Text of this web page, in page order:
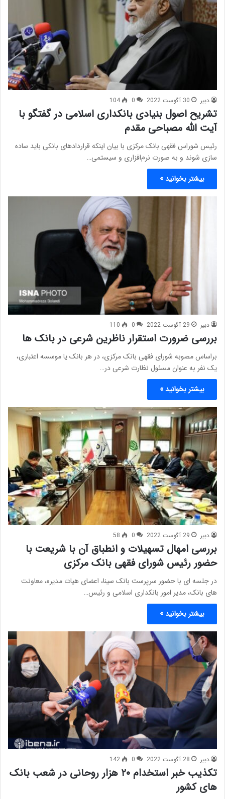
دبیر 30 آگوست 2022 0
104
تشریح اصول بنیادی بانکداری اسلامی در گفتگو با
آیت الله مصباحی مقدم
رئیس شوراس فقهی بانک مرکزی با بیان اینکه قرارداد‌های بانکی باید ساده
سازی شوند و به صورت نرم‌افزاری و سیستمی…
بیشتر بخوانید »
دبیر 29 آگوست 2022 0
110
بررسی ضرورت استقرار ناظرین شرعی در بانک ها
براساس مصوبه شورای فقهی بانک مرکزی، در هر بانک یا موسسه اعتباری،
یک نفر به عنوان مسئول نظارت شرعی در…
بیشتر بخوانید »
دبیر 29 آگوست 2022 0
58
بررسی امهال تسهیلات و انطباق آن با شریعت با
حضور رئیس شورای فقهی بانک مرکزی
در جلسه ای با حضور سرپرست بانک سینا، اعضای هیات مدیره، معاونت
های بانک، مدیر امور بانکداری اسلامی و رئیس…
بیشتر بخوانید »
دبیر 28 آگوست 2022 0
142
تکذیب خبر استخدام ۲۰ هزار روحانی در شعب بانک
های کشور